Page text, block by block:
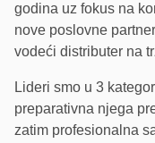
godina uz fokus na
nove poslovne
vodeći distributer na
Lideri smo u 3
preparativna njega
zatim profesionalna